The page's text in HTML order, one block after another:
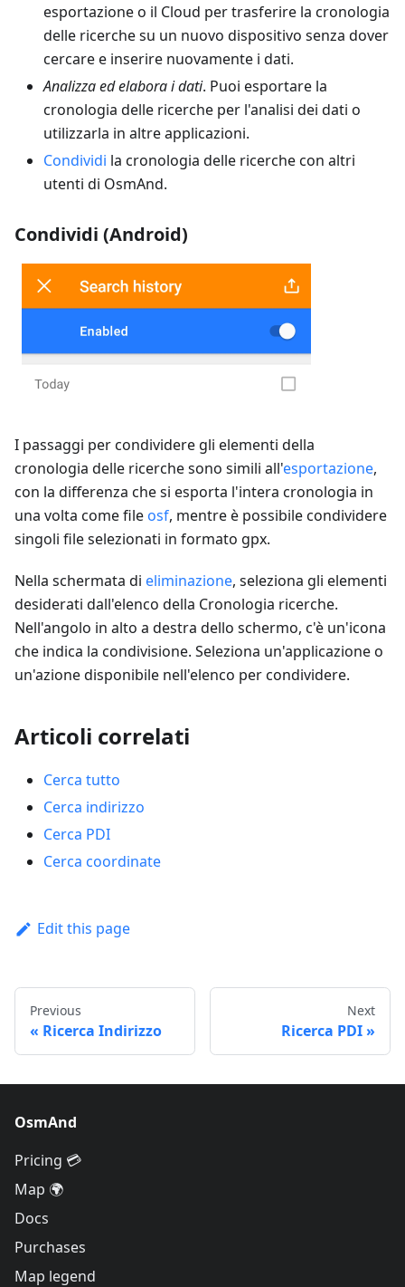
esportazione o il Cloud per trasferire la cronologia
delle ricerche su un nuovo dispositivo senza dover
cercare e inserire nuovamente i dati.
Analizza ed elabora i dati. Puoi esportare la
cronologia delle ricerche per l'analisi dei dati o
utilizzarla in altre applicazioni.
Condividi la cronologia delle ricerche con altri
utenti di OsmAnd.
Condividi (Android)
I passaggi per condividere gli elementi della
cronologia delle ricerche sono simili all'esportazione,
con la differenza che si esporta l'intera cronologia in
una volta come file osf, mentre è possibile condividere
singoli file selezionati in formato gpx.
Nella schermata di eliminazione, seleziona gli elementi
desiderati dall'elenco della Cronologia ricerche.
Nell'angolo in alto a destra dello schermo, c'è un'icona
che indica la condivisione. Seleziona un'applicazione o
un'azione disponibile nell'elenco per condividere.
Articoli correlati
Cerca tutto
Cerca indirizzo
Cerca PDI
Cerca coordinate
Edit this page
Previous
Ricerca Indirizzo
Next
Ricerca PDI
OsmAnd
Pricing 💳
Map 🌍
Docs
Purchases
Map legend